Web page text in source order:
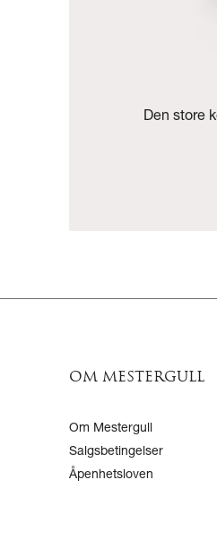
Den store
OM MESTERGULL
Om Mestergull
Salgsbetingelser
Åpenhetsloven